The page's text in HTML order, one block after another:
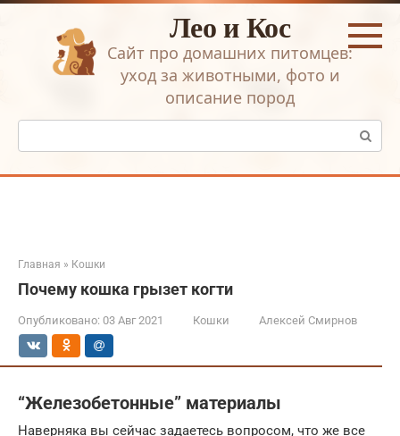
Перейти
Лео и Кос
Сайт про домашних питомцев:
уход за животными, фото и
описание пород
Поиск:
Главная » Кошки
Почему кошка грызет когти
Опубликовано: 03 Авг 2021 Кошки Алексей Смирнов
“Железобетонные” материалы
Наверняка вы сейчас задаетесь вопросом, что же все